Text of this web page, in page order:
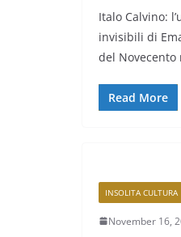
Italo Calvino:
invisibili di
del Novecento
Read More
INSOLITA CULTURA
November 16,